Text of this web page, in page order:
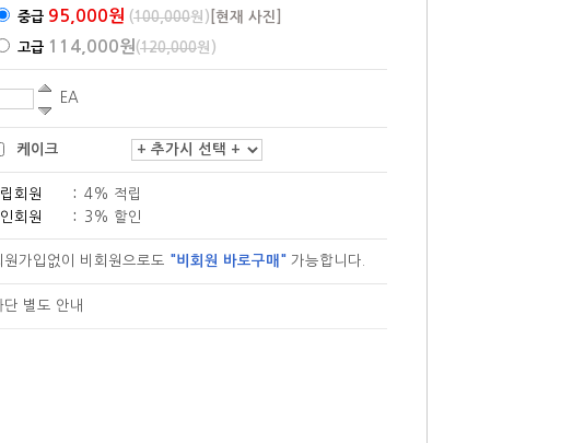
중급 95,000원 (100,000원) [현재 사진]
고급 114,000원 (120,000원)
EA
케이크
회원 :
4% 적립
회원
: 3% 할인
원가입없이 비회원으로도 "비회원 바로구매" 가능합니다.
단 별도 안내